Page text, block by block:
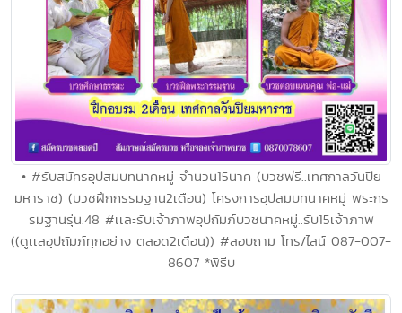
• #รับสมัครอุปสมบทนาคหมู่ จำนวน15นาค (บวชฟรี..เทศกาลวันปิย
มหาราช) (บวชฝึกกรรมฐาน2เดือน) โครงการอุปสมบทนาคหมู่ พระกร
รมฐานรุ่น.48 #เเละรับเจ้าภาพอุปถัมภ์บวชนาคหมู่..รับ15เจ้าภาพ
((ดูเเลอุปถัมภ์ทุกอย่าง ตลอด2เดือน)) #สอบถาม โทร/ไลน์ 087-007-
8607 *พิธีบ